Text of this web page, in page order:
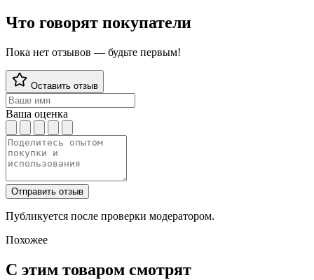
Что говорят покупатели
Пока нет отзывов — будьте первым!
Оставить отзыв
Ваша оценка
Отправить отзыв
Публикуется после проверки модератором.
Похожее
С этим товаром смотрят